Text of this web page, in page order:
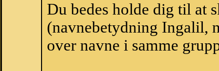
Du bedes holde dig til at
(navnebetydning Ingalil,
over navne i samme